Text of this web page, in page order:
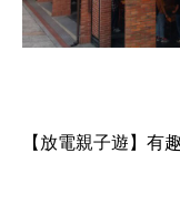
【放電親子遊】有